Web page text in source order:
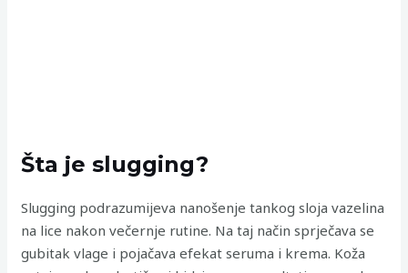
Šta je slugging?
Slugging podrazumijeva nanošenje tankog sloja vazelina
na lice nakon večernje rutine. Na taj način sprječava se
gubitak vlage i pojačava efekat seruma i krema. Koža